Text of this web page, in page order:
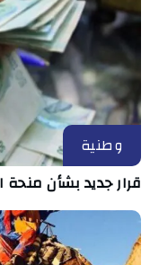
وطنية
قرار جديد بشأن منحة